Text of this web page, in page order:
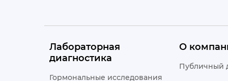
Лабораторная
диагностика
Гормональные исследования
О
Публичный